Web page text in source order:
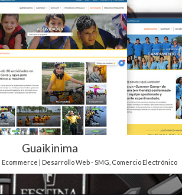
Guaikinima
| Desarrollo Web - SMG Comercio Electrónico